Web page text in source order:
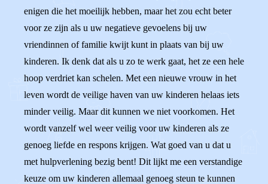
enigen die het moeilijk hebben, maar het zou echt beter
voor ze zijn als u uw negatieve gevoelens bij uw
vriendinnen of familie kwijt kunt in plaats van bij uw
kinderen. Ik denk dat als u zo te werk gaat, het ze een hele
hoop verdriet kan schelen. Met een nieuwe vrouw in het
leven wordt de veilige haven van uw kinderen helaas iets
minder veilig. Maar dit kunnen we niet voorkomen. Het
wordt vanzelf wel weer veilig voor uw kinderen als ze
genoeg liefde en respons krijgen. Wat goed van u dat u
met hulpverlening bezig bent! Dit lijkt me een verstandige
keuze om uw kinderen allemaal genoeg steun te kunnen